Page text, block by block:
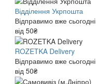
Відділення Укрпошта
Відправимо вже сьогодні
від 50₴
ROZETKA Delivery
Відправимо вже сьогодні
від 50₴